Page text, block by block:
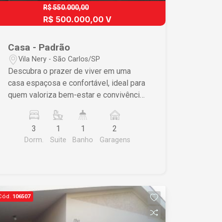
R$ 550.000,00
R$ 500.000,00 V
Casa - Padrão
Vila Nery - São Carlos/SP
Descubra o prazer de viver em uma
casa espaçosa e confortável, ideal para
quem valoriza bem-estar e convivência
essa propriedade foi meticulosamente
projetada para oferecer qualidade de
vida e praticidade no dia a dia.
cozinha prática, proporcionando um
ambiente acolhedor para a família •
Área de lazer com churrasqueira,
3
Dorm.
1
Suite
1
Banho
2
Garagens
106507